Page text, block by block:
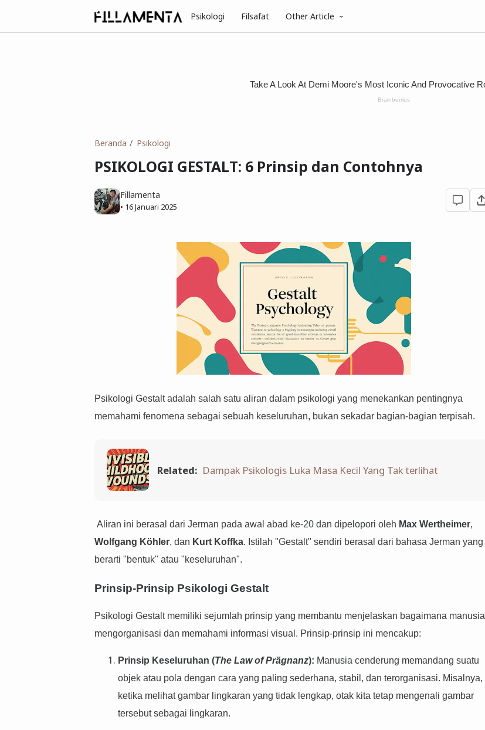
Psikologi Filsafat Other Article
Beranda Psikologi
PSIKOLOGI GESTALT: 6 Prinsip dan Contohnya
Fillamenta
• 16 Januari 2025
Psikologi Gestalt adalah salah satu aliran dalam psikologi yang menekankan pentingnya
memahami fenomena sebagai sebuah keseluruhan, bukan sekadar bagian-bagian terpisah.
Related: Dampak Psikologis Luka Masa Kecil Yang Tak terlihat
Aliran ini berasal dari Jerman pada awal abad ke-20 dan dipelopori oleh Max Wertheimer,
Wolfgang Köhler, dan Kurt Koffka. Istilah "Gestalt" sendiri berasal dari bahasa Jerman yang
berarti "bentuk" atau "keseluruhan".
Prinsip-Prinsip Psikologi Gestalt
Psikologi Gestalt memiliki sejumlah prinsip yang membantu menjelaskan bagaimana manusia
mengorganisasi dan memahami informasi visual. Prinsip-prinsip ini mencakup:
Prinsip Keseluruhan (The Law of Prägnanz): Manusia cenderung memandang suatu
objek atau pola dengan cara yang paling sederhana, stabil, dan terorganisasi. Misalnya,
ketika melihat gambar lingkaran yang tidak lengkap, otak kita tetap mengenali gambar
tersebut sebagai lingkaran.